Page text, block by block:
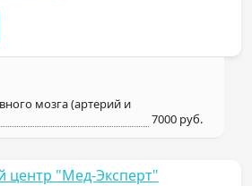
мозга (артерий и
7000 руб.
центр "Мед-Эксперт"